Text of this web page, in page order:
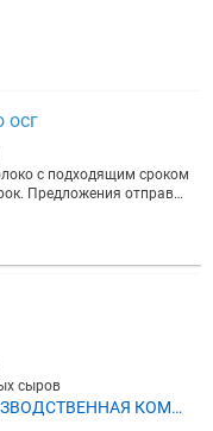
осг
с подходящим сроком
Предложения отправл
сыров
КОМП